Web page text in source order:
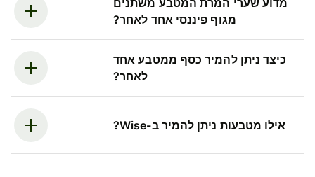
מגוף פיננסי אחד לאחר?
כיצד ניתן להמיר כסף ממטבע אחד
לאחר?
אילו מטבעות ניתן להמיר ב-Wise?